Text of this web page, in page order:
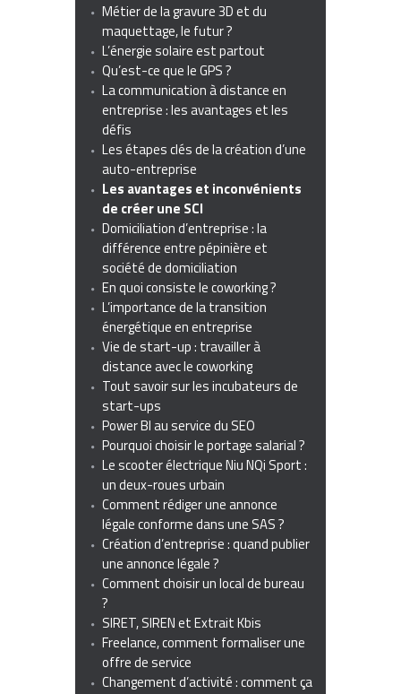
Métier de la gravure 3D et du
maquettage, le futur ?
L’énergie solaire est partout
Qu’est-ce que le GPS ?
La communication à distance en
entreprise : les avantages et les
défis
Les étapes clés de la création d’une
auto-entreprise
Les avantages et inconvénients
de créer une SCI
Domiciliation d’entreprise : la
différence entre pépinière et
société de domiciliation
En quoi consiste le coworking ?
L’importance de la transition
énergétique en entreprise
Vie de start-up : travailler à
distance avec le coworking
Tout savoir sur les incubateurs de
start-ups
Power BI au service du SEO
Pourquoi choisir le portage salarial ?
Le scooter électrique Niu NQi Sport :
un deux-roues urbain
Comment rédiger une annonce
légale conforme dans une SAS ?
Création d’entreprise : quand publier
une annonce légale ?
Comment choisir un local de bureau
?
SIRET, SIREN et Extrait Kbis
Freelance, comment formaliser une
offre de service
Changement d’activité : comment ça